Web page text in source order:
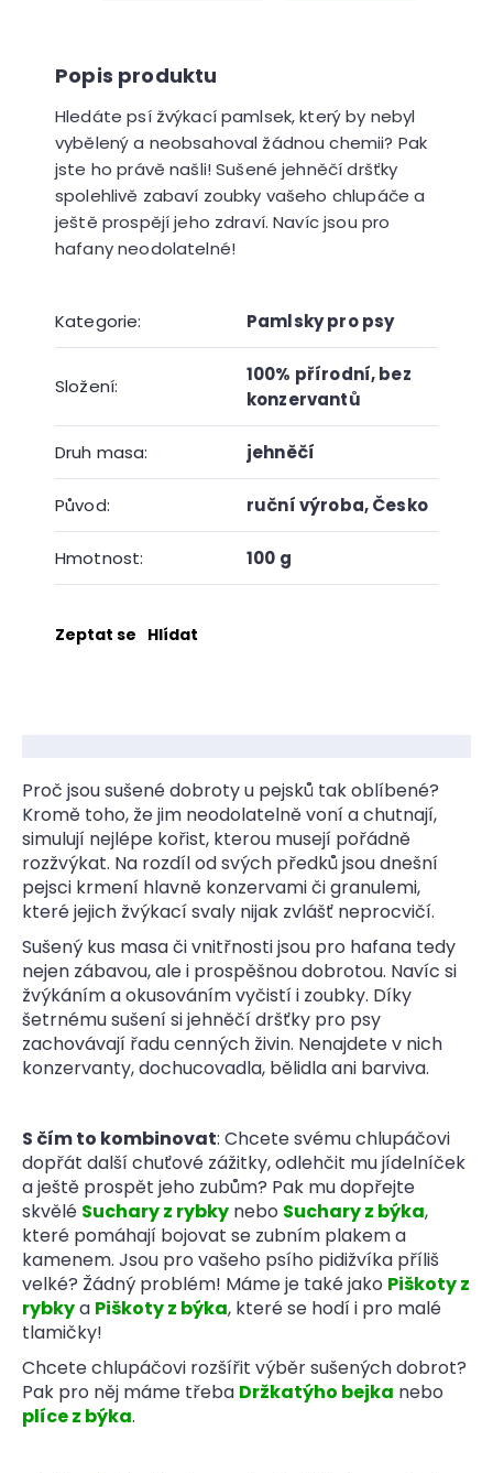
Hledáte psí žvýkací pamlsek, který by nebyl
vybělený a neobsahoval žádnou chemii? Pak
jste ho právě našli! Sušené jehněčí dršťky
spolehlivě zabaví zoubky vašeho chlupáče a
ještě prospějí jeho zdraví. Navíc jsou pro
hafany neodolatelné!
Kategorie: Pamlsky pro psy
Složení:
100% přírodní,bez
konzervantů
Druh masa: jehněčí
Původ: ruční výroba,Česko
Hmotnost: 100 g
Zeptat se Hlídat
Proč jsou sušené dobroty u pejsků tak oblíbené?
Kromě toho, že jim neodolatelně voní a chutnají,
simulují nejlépe kořist, kterou musejí pořádně
rozžvýkat. Na rozdíl od svých předků jsou dnešní
pejsci krmení hlavně konzervami či granulemi,
které jejich žvýkací svaly nijak zvlášť neprocvičí.
Sušený kus masa či vnitřnosti jsou pro hafana tedy
nejen zábavou, ale i prospěšnou dobrotou. Navíc si
žvýkáním a okusováním vyčistí i zoubky. Díky
šetrnému sušení si jehněčí dršťky pro psy
zachovávají řadu cenných živin. Nenajdete v nich
konzervanty, dochucovadla, bělidla ani barviva.
S čím to kombinovat: Chcete svému chlupáčovi
dopřát další chuťové zážitky, odlehčit mu jídelníček
a ještě prospět jeho zubům? Pak mu dopřejte
skvělé Suchary z rybky nebo Suchary z býka,
které pomáhají bojovat se zubním plakem a
kamenem. Jsou pro vašeho psího pidižvíka příliš
velké? Žádný problém! Máme je také jako Piškoty z
rybkya Piškoty z býka, které se hodí i pro malé
tlamičky!
Chcete chlupáčovi rozšířit výběr sušených dobrot?
Pak pro něj máme třeba Držkatýho bejka nebo
plíce z býka.